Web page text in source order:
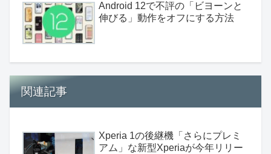
Android 12で不評の「ビヨーンと
伸びる」動作をオフにする方法
関連記事
Xperia 1の後継機「さらにプレミ
アム」な新型Xperiaが今年リリー